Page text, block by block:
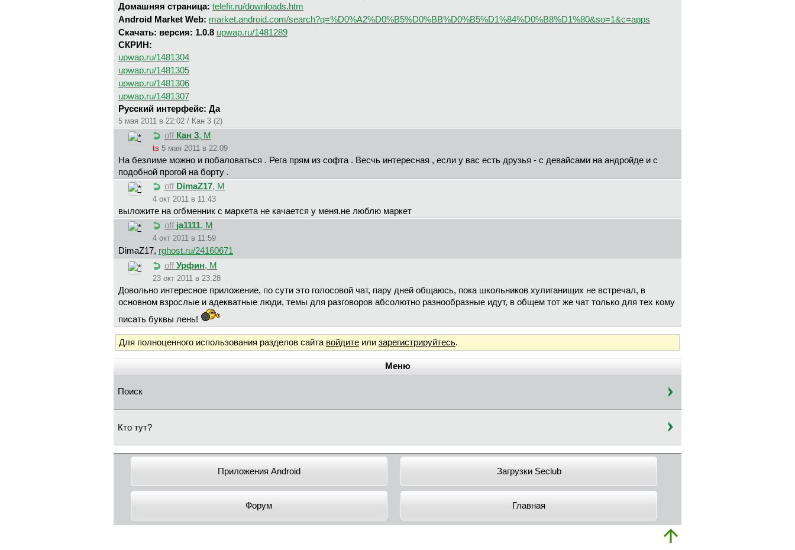
Домашняя страница: telefir.ru/downloads.htm
Android Market Web: market.android.com/search?q=%D0%A2%D0%B5%D0%BB%D0%B5%D1%84%D0%B8%D1%80&so=1&c=apps
Скачать: версия: 1.0.8 upwap.ru/1481289
СКРИН:
upwap.ru/1481304
upwap.ru/1481305
upwap.ru/1481306
upwap.ru/1481307
Русский интерфейс: Да
5 мая 2011 в 22:02 / Кан 3 (2)
off Кан 3, М
ts 5 мая 2011 в 22:09
На безлиме можно и побаловаться . Рега прям из софта . Весчь интересная , если у вас есть друзья - с девайсами на андройде и с
подобной прогой на борту .
off DimaZ17, М
4 окт 2011 в 11:43
выложите на огбменник с маркета не качается у меня.не люблю маркет
off ja1111, М
4 окт 2011 в 11:59
DimaZ17, rghost.ru/24160671
off Урфин, М
23 окт 2011 в 23:28
Довольно интересное приложение, по сути это голосовой чат, пару дней общаюсь, пока школьников хулиганищих не встречал, в
основном взрослые и адекватные люди, темы для разговоров абсолютно разнообразные идут, в общем тот же чат только для тех кому
писать буквы лень!
Для полноценного использования разделов сайта войдите или зарегистрируйтесь.
Меню
Поиск
Кто тут?
Приложения Android Загрузки Seclub
Форум Главная